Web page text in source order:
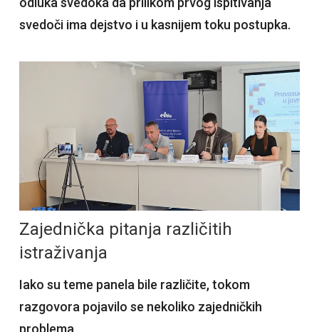
svedoči ima dejstvo i u kasnijem toku postupka.
Zajednička pitanja različitih
istraživanja
Iako su teme panela bile različite, tokom
razgovora pojavilo se nekoliko zajedničkih
problema.